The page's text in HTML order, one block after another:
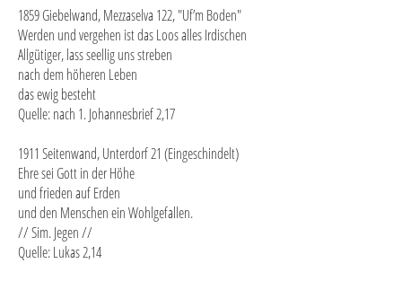
1859 Giebelwand, Mezzaselva 122, "Uf’m Boden"
Werden und vergehen ist das Loos alles Irdischen
Allgütiger, lass seellig uns streben
nach dem höheren Leben
das ewig besteht
Quelle: nach 1. Johannesbrief 2,17
1911 Seitenwand, Unterdorf 21 (Eingeschindelt)
Ehre sei Gott in der Höhe
und frieden auf Erden
und den Menschen ein Wohlgefallen.
// Sim. Jegen //
Quelle: Lukas 2,14